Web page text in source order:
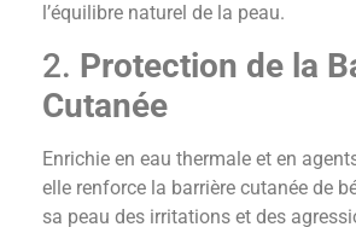
l’équilibre naturel de la peau.
2. Protection de la
Cutanée
Enrichie en eau thermale et en
elle renforce la barrière cutanée de
sa peau des irritations et des